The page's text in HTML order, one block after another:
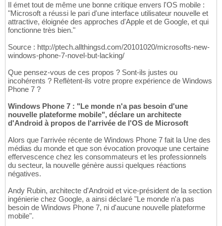
Il émet tout de même une bonne critique envers l'OS mobile :
"Microsoft a réussi le pari d'une interface utilisateur nouvelle et
attractive, éloignée des approches d'Apple et de Google, et qui
fonctionne très bien."
Source : http://ptech.allthingsd.com/20101020/microsofts-new-
windows-phone-7-novel-but-lacking/
Que pensez-vous de ces propos ? Sont-ils justes ou
incohérents ? Reflètent-ils votre propre expérience de Windows
Phone 7 ?
Windows Phone 7 : "Le monde n'a pas besoin d'une
nouvelle plateforme mobile", déclare un architecte
d'Android à propos de l'arrivée de l'OS de Microsoft
Alors que l'arrivée récente de Windows Phone 7 fait la Une des
médias du monde et que son évocation provoque une certaine
effervescence chez les consommateurs et les professionnels
du secteur, la nouvelle génère aussi quelques réactions
négatives.
Andy Rubin, architecte d'Android et vice-président de la section
ingénierie chez Google, a ainsi déclaré "Le monde n'a pas
besoin de Windows Phone 7, ni d'aucune nouvelle plateforme
mobile".